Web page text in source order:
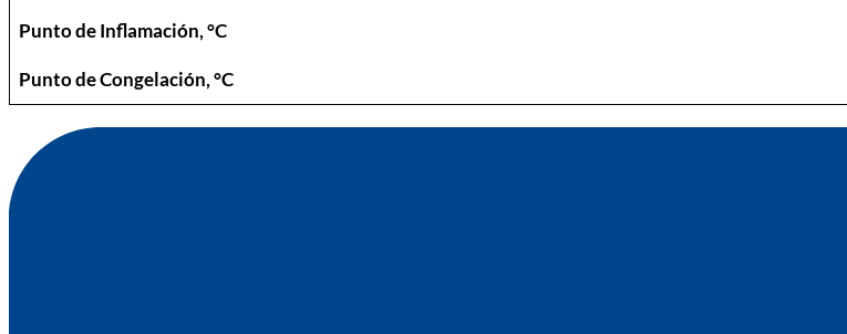
Punto de Inflamación, °C
Punto de Congelación, °C